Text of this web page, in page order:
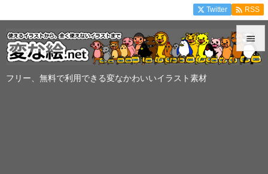
フリー、無料で利用できる変なかわいいイラスト素材


Twitter  RSS